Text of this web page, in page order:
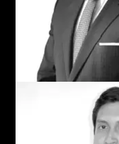
familias en decisiones
protección y
Colombia y el exterior,